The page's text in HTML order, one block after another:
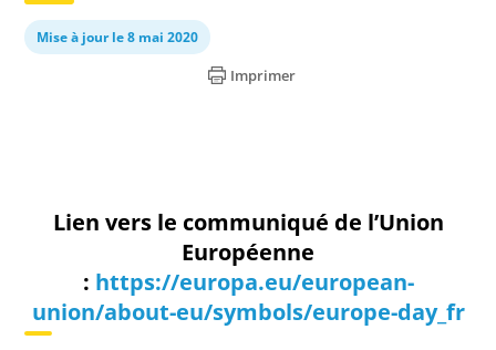
Mise à jour le 8 mai 2020
Imprimer
Lien vers le communiqué de l’Union
Européenne
: https://europa.eu/european-
union/about-eu/symbols/europe-day_fr